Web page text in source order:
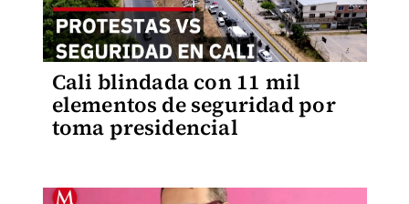
Cali blindada con 11 mil
elementos de seguridad por
toma presidencial